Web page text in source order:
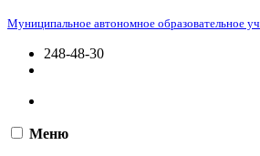
Муниципальное автономное образовательное
248-48-30
Меню